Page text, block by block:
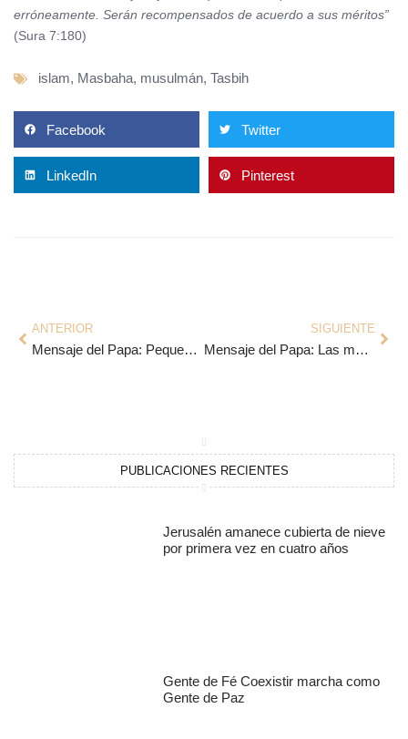
erróneamente. Serán recompensados de acuerdo a sus méritos”
(Sura 7:180)
islam, Masbaha, musulmán, Tasbih
Facebook Twitter
LinkedIn Pinterest
ANTERIOR
Mensaje del Papa: Pequeños agricultores
SIGUIENTE
Mensaje del Papa: Las mujeres en la sociedad
PUBLICACIONES RECIENTES
Jerusalén amanece cubierta de nieve
por primera vez en cuatro años
Gente de Fé Coexistir marcha como
Gente de Paz